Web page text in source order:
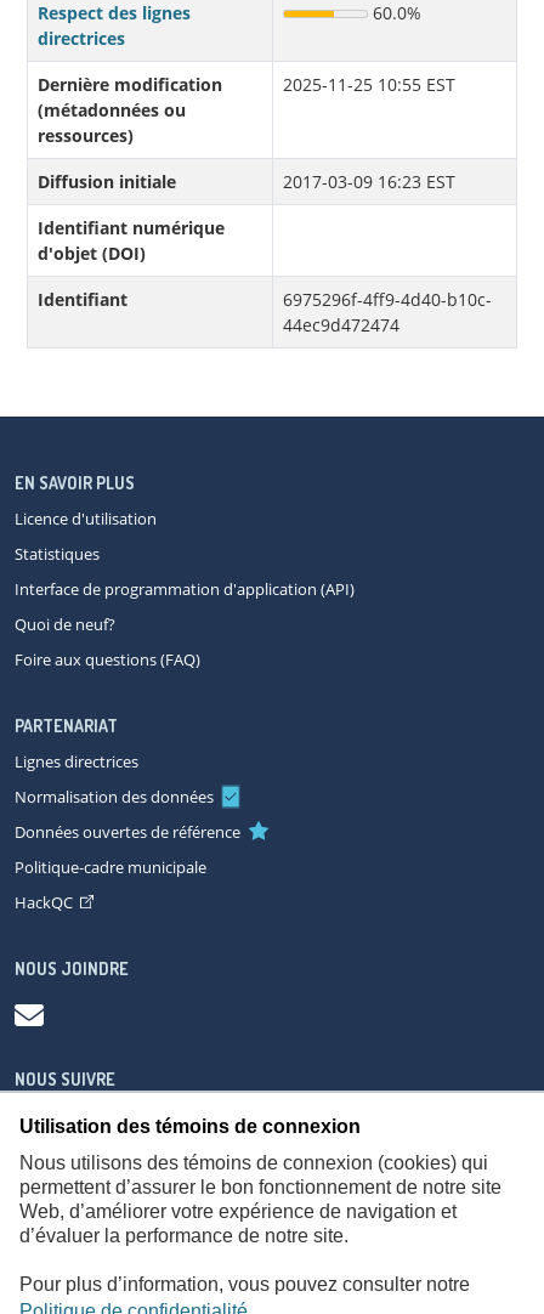
Respect des lignes
directrices
60.0%
Dernière modification
(métadonnées ou
ressources)
2025-11-25 10:55 EST
Diffusion initiale
2017-03-09 16:23 EST
Identifiant numérique
d'objet (DOI)
Identifiant
6975296f-4ff9-4d40-b10c-
44ec9d472474
Utilisation des témoins de connexion
Nous utilisons des témoins de connexion (cookies) qui
permettent d’assurer le bon fonctionnement de notre site
Web, d’améliorer votre expérience de navigation et
d’évaluer la performance de notre site.
Pour plus d’information, vous pouvez consulter notre
EN SAVOIR PLUS
Licence d'utilisation
Statistiques
Interface de programmation d'application (API)
Quoi de neuf?
Foire aux questions (FAQ)
PARTENARIAT
Lignes directrices
Normalisation des données
Données ouvertes de référence
Politique-cadre municipale
HackQC
NOUS JOINDRE
NOUS SUIVRE
À propos Accessibilité Plan du site
Consignes de sécurité